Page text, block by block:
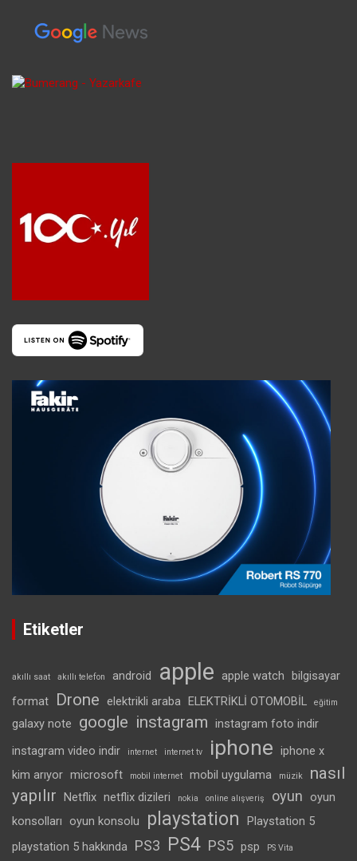
Etiketler
akıllı saat akıllı telefon android apple apple watch bilgisayar
format
Drone elektrikli araba ELEKTRİKLİ OTOMOBİL eğitim
galaxy note google instagram instagram foto indir
instagram video indir
internet internet tv iphone iphone x
kim arıyor microsoft mobil internet mobil uygulama müzik
nasıl
yapılır Netflix netflix dizileri nokia online alışveriş oyun
oyun
konsolları
oyun konsolu playstation
Playstation 5
playstation 5 hakkında PS3 PS4 PS5 psp PS Vita